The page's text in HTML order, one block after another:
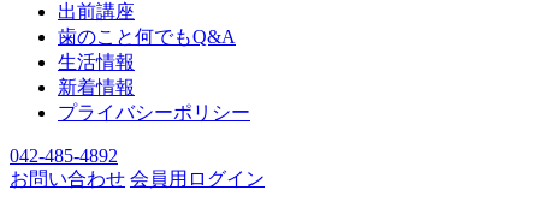
出前講座
歯のこと何でもQ&A
生活情報
新着情報
プライバシーポリシー
042-485-4892
お問い合わせ 会員用ログイン